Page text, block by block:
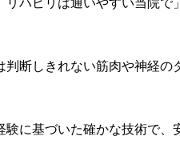
断しきれない筋肉や神経の
に基づいた確かな技術で、